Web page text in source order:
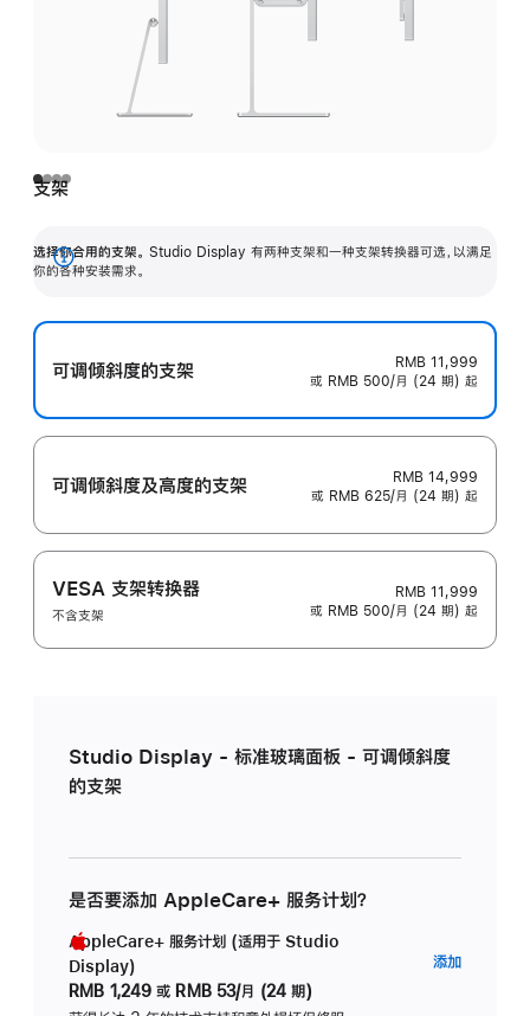
支架
选择你合用的支架。 Studio Display 有两种支架和一种支架转换器可选，以满足
你的各种安装需求。
展
可调倾斜度的支架
RMB 11,999
或 RMB 500/月 (24 期) 起
可调倾斜度及高‍度的支‍架
RMB 14,999
或 RMB 625/月 (24 期) 起
VESA 支架转换器
不含支架
RMB 11,999
或 RMB 500/月 (24 期) 起
Studio Display - 标准玻璃面板 - 可调倾斜度
的支架
是否要添加 AppleCare+ 服务计划？
AppleCare+ 服务计划 (适用于 Studio
Display)
RMB 1,249 或 RMB 53/月 (24 期)
添加